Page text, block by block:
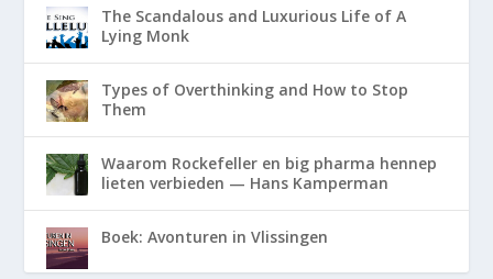
The Scandalous and Luxurious Life of A
Lying Monk
Types of Overthinking and How to Stop
Them
Waarom Rockefeller en big pharma hennep
lieten verbieden — Hans Kamperman
Boek: Avonturen in Vlissingen